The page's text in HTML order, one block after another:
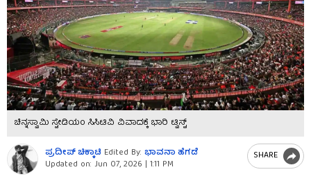
ಚಿನ್ನಸ್ವಾಮಿ ಸ್ಟೇಡಿಯಂ ಸಿಸಿಟಿವಿ ವಿವಾದಕ್ಕೆ ಭಾರಿ ಟ್ವಿಸ್ಟ್
ಪ್ರದೀಪ್​ ಚಿಕ್ಕಾಟಿ Edited By: ಭಾವನಾ ಹೆಗಡೆ
Updated on: Jun 07, 2026 | 1:11 PM
SHARE